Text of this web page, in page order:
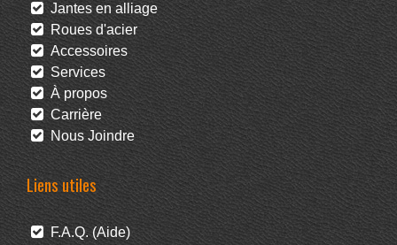
Jantes en alliage
Roues d'acier
Accessoires
Services
À propos
Carrière
Nous Joindre
Liens utiles
F.A.Q. (Aide)